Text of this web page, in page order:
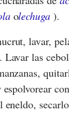
olechuga ).
lavar,
Lavar las
eneldo,